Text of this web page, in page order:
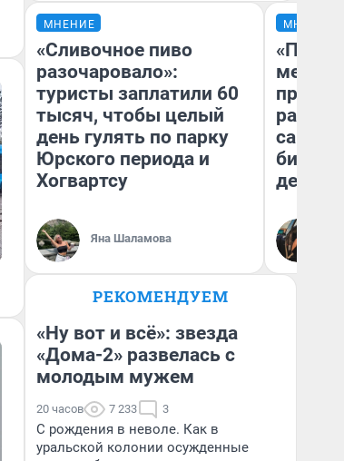
МНЕНИЕ
«Сливочное пиво
разочаровало»:
туристы заплатили 60
тысяч, чтобы целый
день гулять по парку
Юрского периода и
Хогвартсу
Яна Шаламова
МНЕНИЕ
самом
РЕКОМЕНДУЕМ
«Ну вот и всё»: звезда
«Дома-2» развелась с
молодым мужем
20 часов 7 233 3
С рождения в неволе. Как в
уральской колонии осужденные